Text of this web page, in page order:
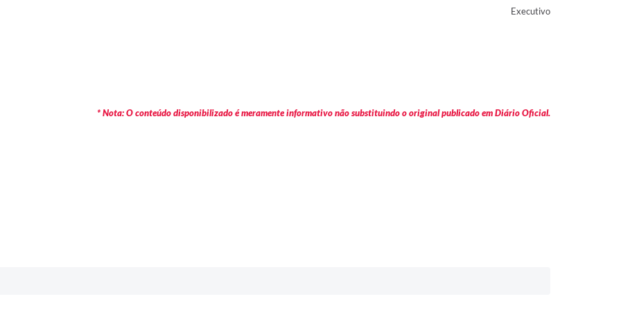
Executivo
* Nota: O conteúdo disponibilizado é meramente informativo não substituindo o original publicado em Diário Oficial.